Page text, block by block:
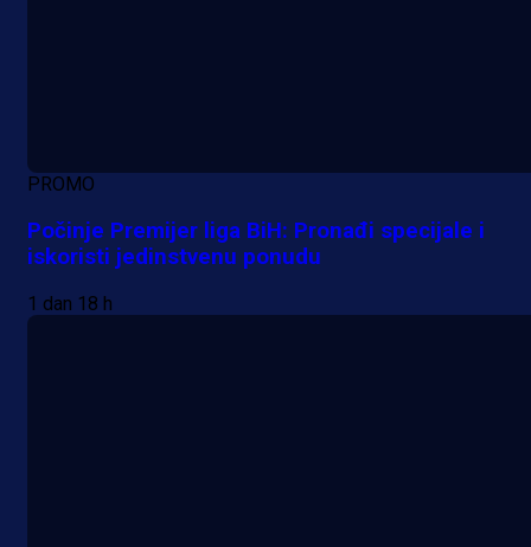
PROMO
Počinje Premijer liga BiH: Pronađi specijale i
iskoristi jedinstvenu ponudu
1 dan 18 h